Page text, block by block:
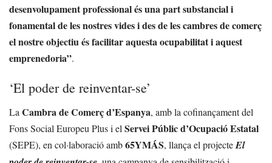
desenvolupament professional és una part substancial i
fonamental de les nostres vides i des de les cambres de comerç
el nostre objectiu és facilitar aquesta ocupabilitat i aquest
emprenedoria”.
‘El poder de reinventar-se’
La Cambra de Comerç d’Espanya, amb la cofinançament del
Fons Social Europeu Plus i el Servei Públic d’Ocupació Estatal
(SEPE), en col·laboració amb65YMÁS, llança el projecteEl